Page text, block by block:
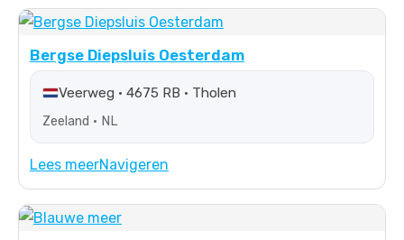
Bergse Diepsluis Oesterdam
Veerweg • 4675 RB • Tholen
Zeeland • NL
Lees meerNavigeren